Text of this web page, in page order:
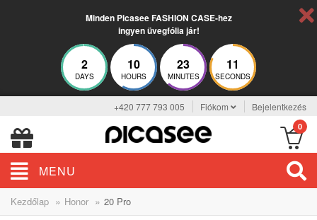
Minden Picasee FASHION CASE-hez
ingyen üvegfólia jár!
2
DAYS
10
HOURS
23
MINUTES
11
SECONDS
+420 777 793 005 Fiókom Bejelentkezés
0
MENU
Kezdőlap » Honor » 20 Pro